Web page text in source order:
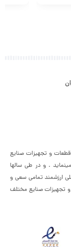
و تجهیزات صنایع
. و در طی سالها
ارزشمند تمامی سعی و
و تجهیزات صنایع مختلف